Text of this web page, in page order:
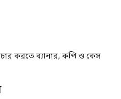
করতে ব্যানার, কপি ও কেস